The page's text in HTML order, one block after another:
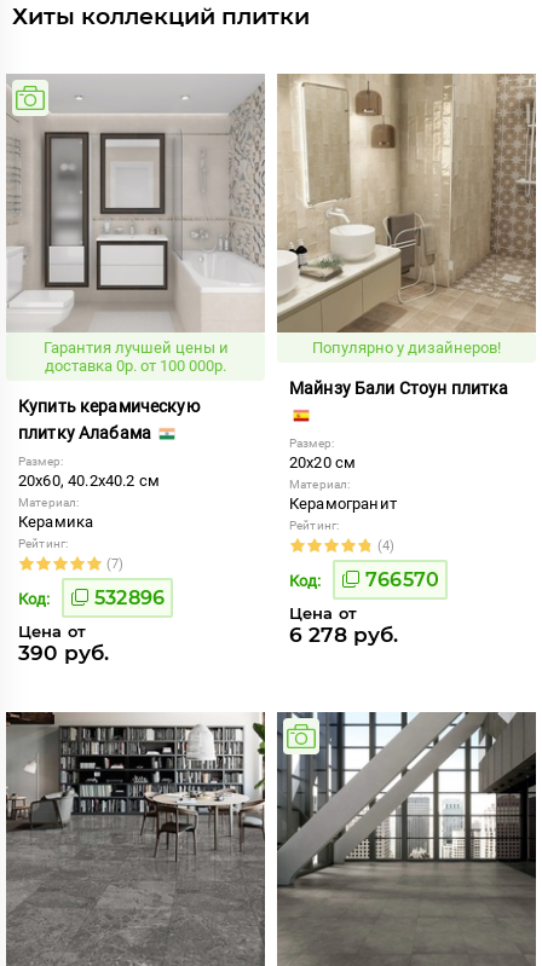
Хиты коллекций плитки
Гарантия лучшей цены и
доставка 0р. от 100 000р.
Купить керамическую
плитку Алабама
Размер:
20x60, 40.2x40.2 см
Материал:
Керамика
Рейтинг:
(7)
Код: 532896
Цена от
390 руб.
Популярно у дизайнеров!
Майнзу Бали Стоун плитка
Размер:
20x20 см
Материал:
Керамогранит
Рейтинг:
(4)
Код: 766570
Цена от
6 278 руб.